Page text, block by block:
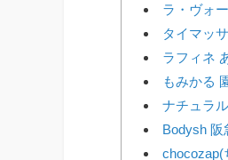
ラ・ヴォ
タイマッ
ラフィネ
もみかる
ナチュラ
Bodysh 阪
chocozap(